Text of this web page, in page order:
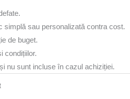
simplă sau personalizată contra cost.
de buget.
condițiilor.
nu sunt incluse în cazul achiziției.